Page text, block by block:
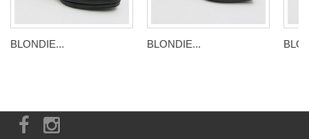
BLONDIE... BLONDIE...